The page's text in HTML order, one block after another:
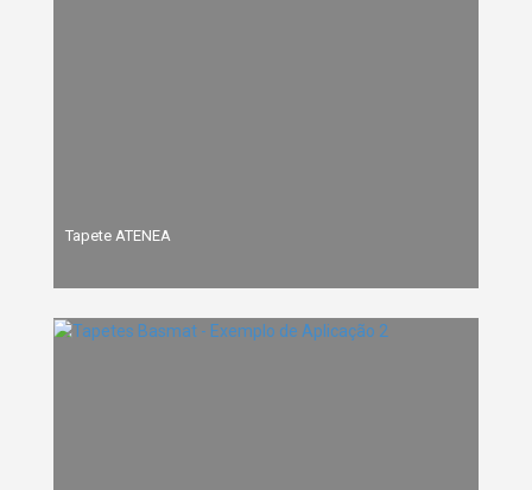
Tapete ATENEA